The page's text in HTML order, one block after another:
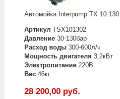
Автомойка Interpump TX 10.130
Артикул TSX101302
Давление 30-130бар
Расход воды 300-600л/ч
Мощность двигателя 3,2кВт
Электропитание 220В
Вес 46кг
28 200,00 руб.